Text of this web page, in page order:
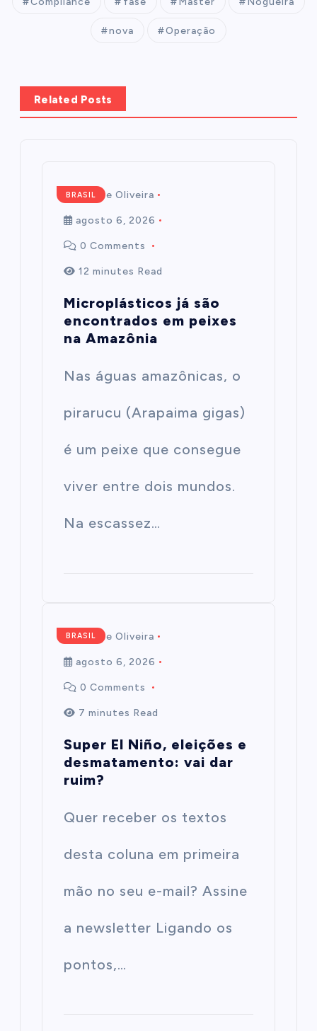
nova Operação
Related Posts
BRASIL
Mairim de Oliveira
agosto 6, 2026
0 Comments
12 minutes Read
Microplásticos já são
encontrados em peixes
na Amazônia
Nas águas amazônicas, o
pirarucu (Arapaima gigas)
é um peixe que consegue
viver entre dois mundos.
Na escassez…
BRASIL
Mairim de Oliveira
agosto 6, 2026
0 Comments
7 minutes Read
Super El Niño, eleições e
desmatamento: vai dar
ruim?
Quer receber os textos
desta coluna em primeira
mão no seu e-mail? Assine
a newsletter Ligando os
pontos,…